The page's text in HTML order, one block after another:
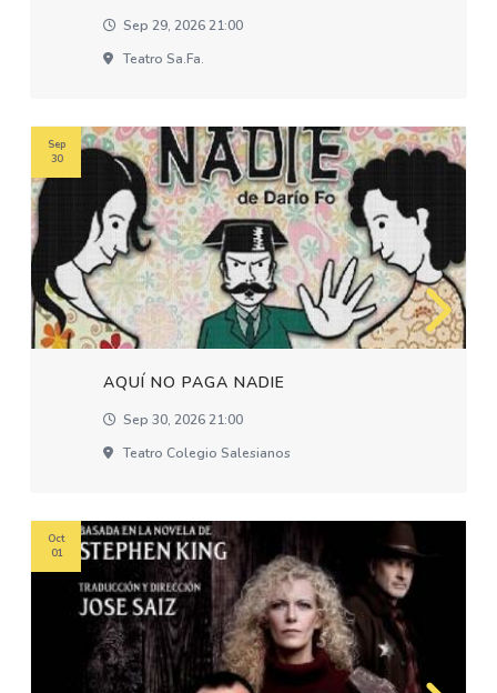
Sep 29, 2026 21:00
Teatro Sa.fa.
AQUÍ NO PAGA NADIE
Sep 30, 2026 21:00
Teatro Colegio Salesianos
Sep
30
Oct
01